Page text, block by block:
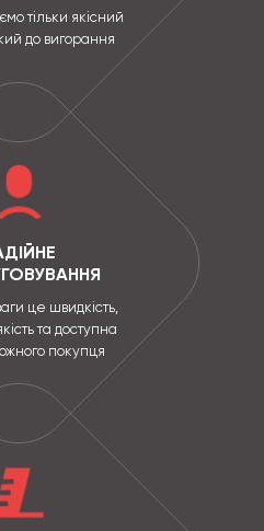
тільки якісний
до вигорання
це швидкість,
та доступна
покупця